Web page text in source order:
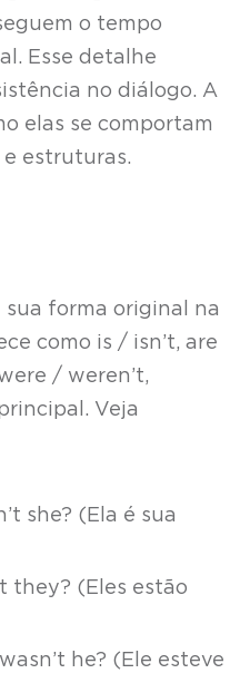
o tempo
Esse detalhe
no diálogo. A
elas se comportam
estruturas.
forma original na
como is / isn’t, are
/ weren’t,
Veja
she? (Ela é sua
they? (Eles estão
he? (Ele esteve